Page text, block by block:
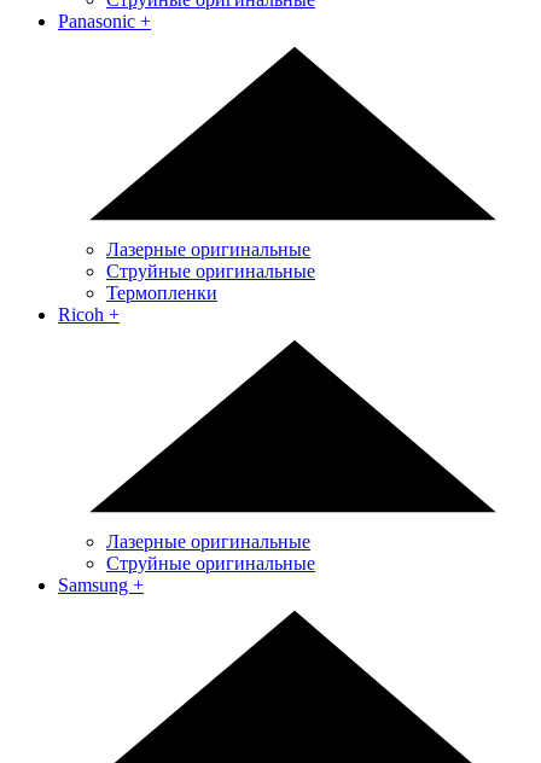
Panasonic +
Лазерные оригинальные
Струйные оригинальные
Термопленки
Ricoh +
Лазерные оригинальные
Струйные оригинальные
Samsung +